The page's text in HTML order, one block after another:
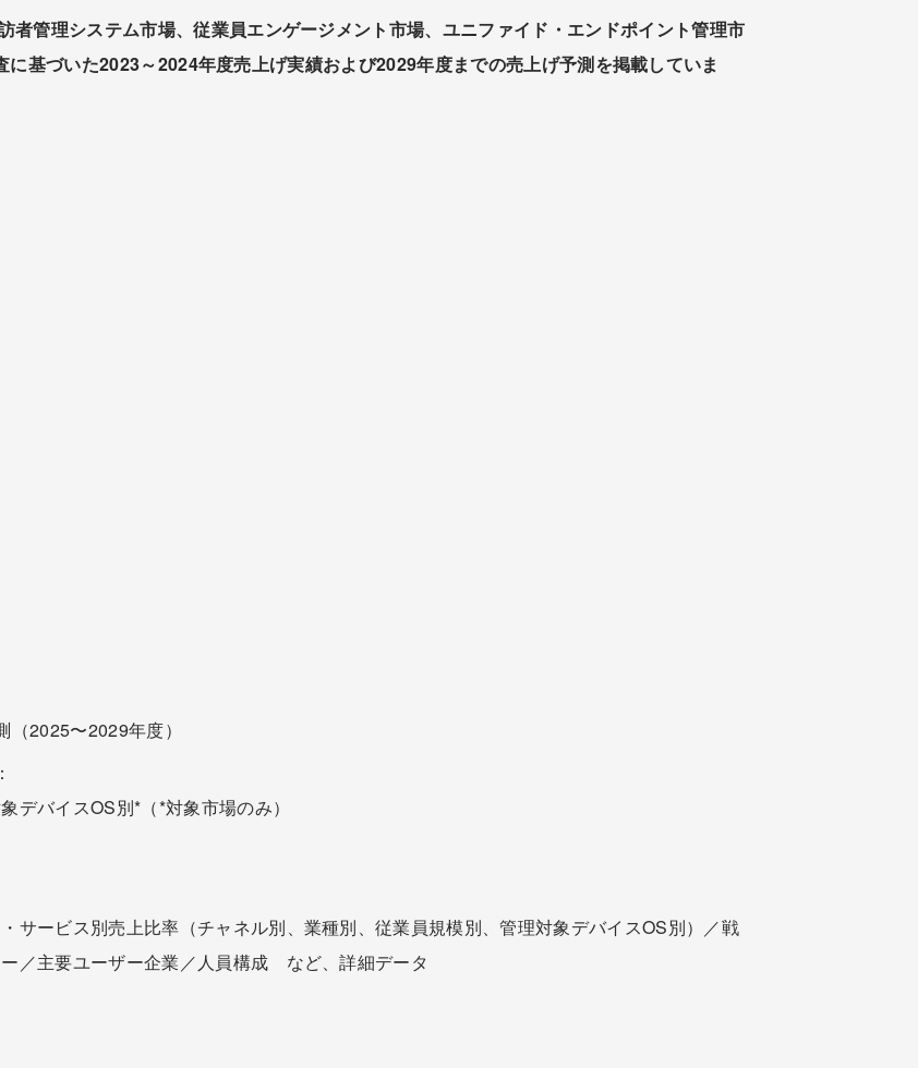
者管理システム市場、従業員エンゲージメント市場、ユニファイド・エンドポイント管理市
基づいた2023～2024年度売上げ実績および2029年度までの売上げ予測を掲載していま
2025〜2029年度）
デバイスOS別*（*対象市場のみ）
サービス別売上比率（チャネル別、業種別、従業員規模別、管理対象デバイスOS別）／戦
／主要ユーザー企業／人員構成 など、詳細データ